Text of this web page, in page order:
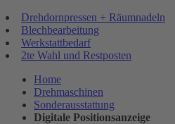
Drehdornpressen + Räumnadeln
Blechbearbeitung
Werkstattbedarf
2te Wahl und Restposten
Home
Drehmaschinen
Sonderausstattung
Digitale Positionsanzeige